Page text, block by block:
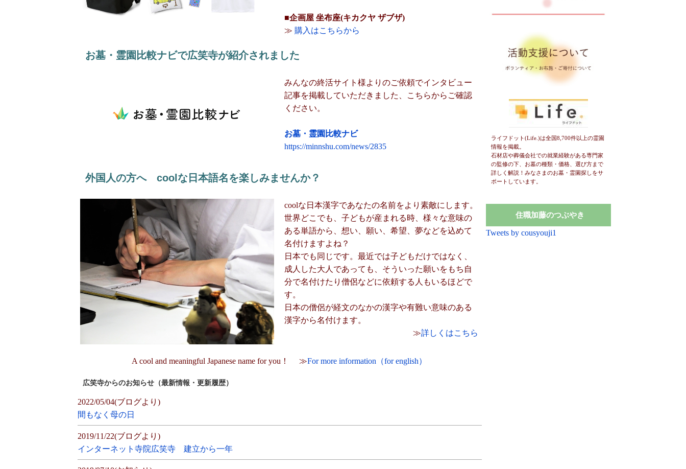
■企画屋 坐布座(キカクヤ ザブザ)
≫ 購入はこちらから
お墓・霊園比較ナビで広笑寺が紹介されました
みんなの終活サイト様よりのご依頼でインタビュー
記事を掲載していただきました、こちらからご確認
ください。
お墓・霊園比較ナビ
https://minnshu.com/news/2835
外国人の方へ coolな日本語名を楽しみませんか？
coolな日本漢字であなたの名前をより素敵にします。
世界どこでも、子どもが産まれる時、様々な意味の
ある単語から、想い、願い、希望、夢などを込めて
名付けますよね？
日本でも同じです。最近では子どもだけではなく、
成人した大人であっても、そういった願いをもち自
分で名付けたり僧侶などに依頼する人もいるほどで
す。
日本の僧侶が経文のなかの漢字や有難い意味のある
漢字から名付けます。
≫詳しくはこちら
A cool and meaningful Japanese name for you！ ≫For more information（for english）
広笑寺からのお知らせ（最新情報・更新履歴）
2022/05/04(ブログより)
間もなく母の日
2019/11/22(ブログより)
インターネット寺院広笑寺 建立から一年
ライフドット(Life.)は全国8,700件以上の霊園
情報を掲載。
石材店や葬儀会社での就業経験がある専門家
の監修の下、お墓の種類・価格、選び方まで
詳しく解説！みなさまのお墓・霊園探しをサ
ポートしています。
住職加藤のつぶやき
Tweets by cousyouji1